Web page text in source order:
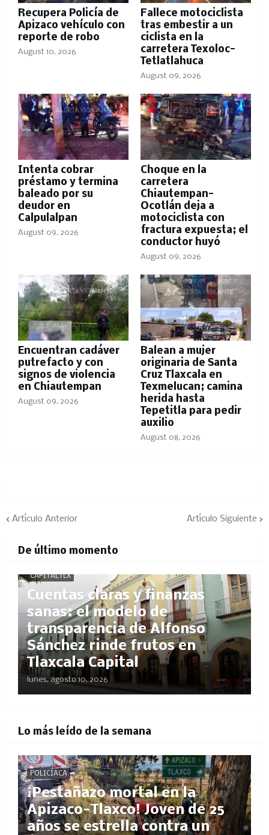
Recupera Policía de
Apizaco vehículo con
reporte de robo
August 10, 2026
Fallece motociclista
tras embestir a un
ciclista en la
carretera Texoloc-
Tetlatlahuca
August 09, 2026
Intenta cobrar
préstamo y termina
baleado por su
deudor en
Calpulalpan
August 09, 2026
Choque en la
carretera
Chiautempan-
Ocotlán deja a
motociclista con
fractura expuesta; el
conductor huyó
August 09, 2026
Encuentran cadáver
putrefacto y con
signos de violencia
en Chiautempan
August 09, 2026
Balean a mujer
originaria de Santa
Cruz Tlaxcala en
Texmelucan; camina
herida hasta
Tepetitla para pedir
auxilio
August 08, 2026
Artículo Anterior Artículo Siguiente
De último momento
CAPITALTLX
Cuentas claras y finanzas
sanas: el modelo de
transparencia de Alfonso
Sánchez rinde frutos en
Tlaxcala Capital
lunes, agosto 10, 2026
Lo más leído de la semana
POLICÍACA
¡Pestañazo mortal en la
Apizaco-Tlaxco! Joven de 25
años se estrella contra un